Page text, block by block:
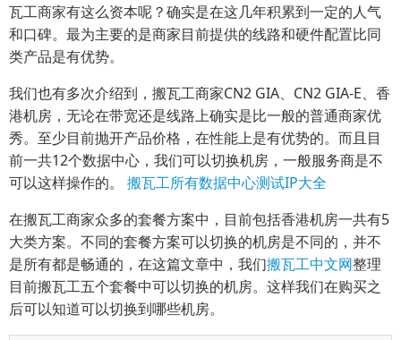
瓦工商家有这么资本呢？确实是在这几年积累到一定的人气
和口碑。最为主要的是商家目前提供的线路和硬件配置比同
类产品是有优势。
我们也有多次介绍到，搬瓦工商家CN2 GIA、CN2 GIA-E、香
港机房，无论在带宽还是线路上确实是比一般的普通商家优
秀。至少目前抛开产品价格，在性能上是有优势的。而且目
前一共12个数据中心，我们可以切换机房，一般服务商是不
可以这样操作的。 搬瓦工所有数据中心测试IP大全
在搬瓦工商家众多的套餐方案中，目前包括香港机房一共有5
大类方案。不同的套餐方案可以切换的机房是不同的，并不
是所有都是畅通的，在这篇文章中，我们搬瓦工中文网整理
目前搬瓦工五个套餐中可以切换的机房。这样我们在购买之
后可以知道可以切换到哪些机房。